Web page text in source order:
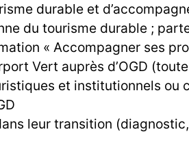
durable et
du tourisme durable ;
« Accompagner ses
Vert auprès d’OGD
et institutionnels ou
leur transition